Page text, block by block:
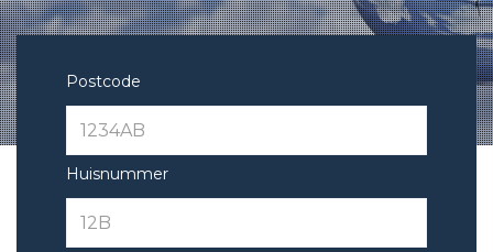
Postcode
Huisnummer